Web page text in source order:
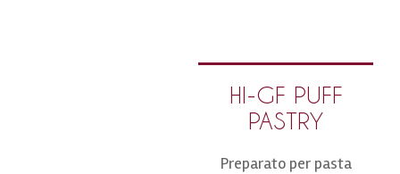
HI-GF PUFF
PASTRY
Preparato per pasta